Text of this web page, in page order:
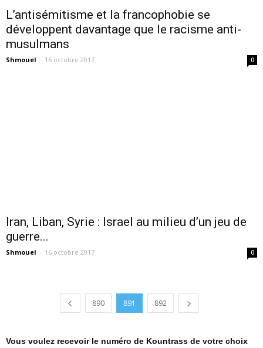
L’antisémitisme et la francophobie se
développent davantage que le racisme anti-
musulmans
Shmouel - 16 octobre 2017 0
Iran, Liban, Syrie : Israel au milieu d’un jeu de
guerre...
Shmouel - 16 octobre 2017 0
890 891 892
Vous voulez recevoir le numéro de Kountrass de votre choix